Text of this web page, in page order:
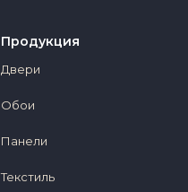
Продукция
Двери
Обои
Панели
Текстиль